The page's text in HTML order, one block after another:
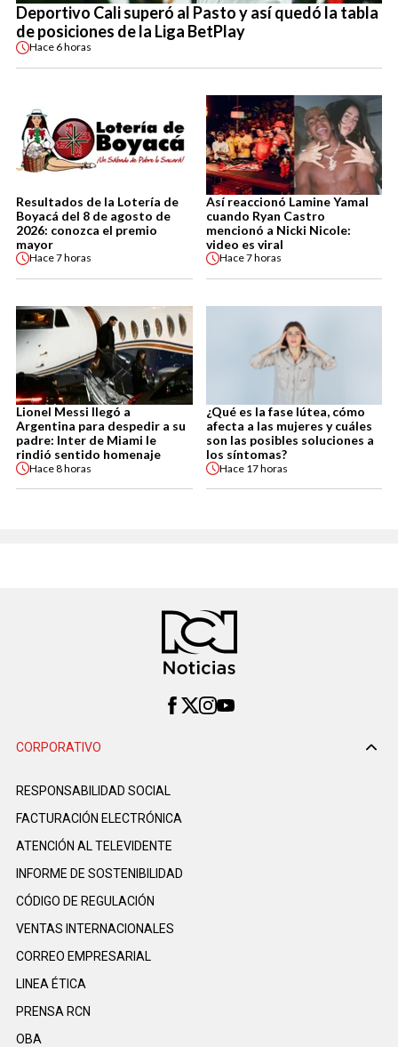
Deportivo Cali superó al Pasto y así quedó la tabla
de posiciones de la Liga BetPlay
Hace 6 horas
Resultados de la Lotería de
Boyacá del 8 de agosto de
2026: conozca el premio
mayor
Hace7 horas
Así reaccionó Lamine Yamal
cuando Ryan Castro
mencionó a Nicki Nicole:
video es viral
Hace7 horas
Lionel Messi llegó a
Argentina para despedir a su
padre: Inter de Miami le
rindió sentido homenaje
Hace8 horas
¿Qué es la fase lútea, cómo
afecta a las mujeres y cuáles
son las posibles soluciones a
los síntomas?
Hace 17 horas
CORPORATIVO
RESPONSABILIDAD SOCIAL
FACTURACIÓN ELECTRÓNICA
ATENCIÓN AL TELEVIDENTE
INFORME DE SOSTENIBILIDAD
CÓDIGO DE REGULACIÓN
VENTAS INTERNACIONALES
CORREO EMPRESARIAL
LINEA ÉTICA
PRENSA RCN
OBA